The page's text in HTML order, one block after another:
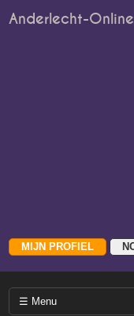
Anderlecht-